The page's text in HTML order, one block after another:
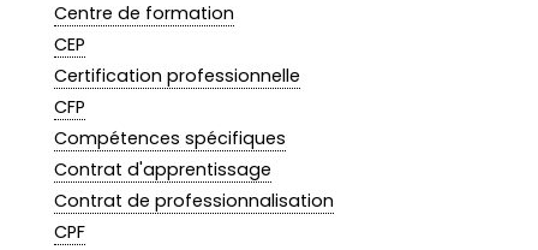
Centre de formation
CEP
Certification professionnelle
CFP
Compétences spécifiques
Contrat d'apprentissage
Contrat de professionnalisation
CPF